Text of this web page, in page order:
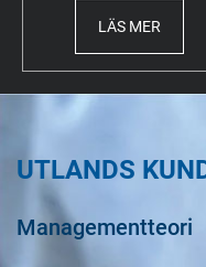
LÄS MER
UTLANDS
Managementteori